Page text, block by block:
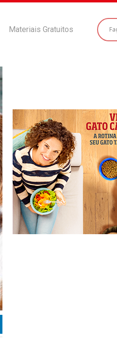
Materiais Gratuitos